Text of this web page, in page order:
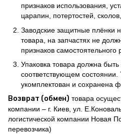
признаков использования,
царапин, потертостей,
Заводские защитные плёнки
товара, на запчастях не
признаков самостоятельного
Упаковка товара должна
соответствующем состоянии.
укомплектован и сохранена
Возврат (обмен) товара
компании – г. Киев, ул.
логистической компании Новая
перевозчика)